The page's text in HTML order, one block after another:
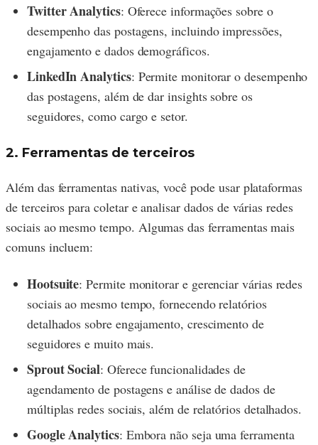
Twitter Analytics: Oferece informações sobre o
desempenho das postagens, incluindo impressões,
engajamento e dados demográficos.
LinkedIn Analytics: Permite monitorar o desempenho
das postagens, além de dar insights sobre os
seguidores, como cargo e setor.
2. Ferramentas de terceiros
Além das ferramentas nativas, você pode usar plataformas
de terceiros para coletar e analisar dados de várias redes
sociais ao mesmo tempo. Algumas das ferramentas mais
comuns incluem:
Hootsuite: Permite monitorar e gerenciar várias redes
sociais ao mesmo tempo, fornecendo relatórios
detalhados sobre engajamento, crescimento de
seguidores e muito mais.
Sprout Social: Oferece funcionalidades de
agendamento de postagens e análise de dados de
múltiplas redes sociais, além de relatórios detalhados.
Google Analytics: Embora não seja uma ferramenta